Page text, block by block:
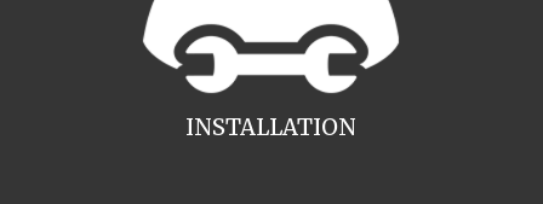
INSTALLATION